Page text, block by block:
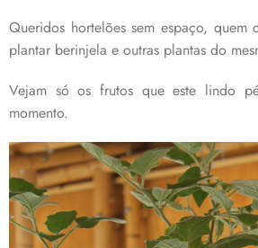
Queridos hortelões sem espaço, quem
plantar berinjela e outras plantas do
Vejam só os frutos que este lindo
momento.